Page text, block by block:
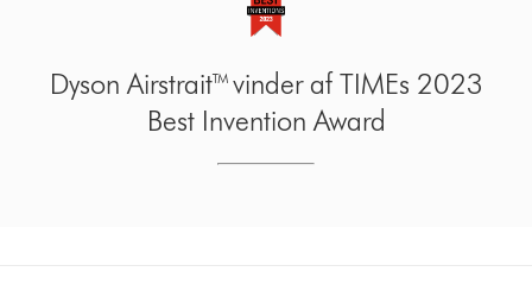
Dyson Airstrait™ vinder af TIMEs 2023
Best Invention Award